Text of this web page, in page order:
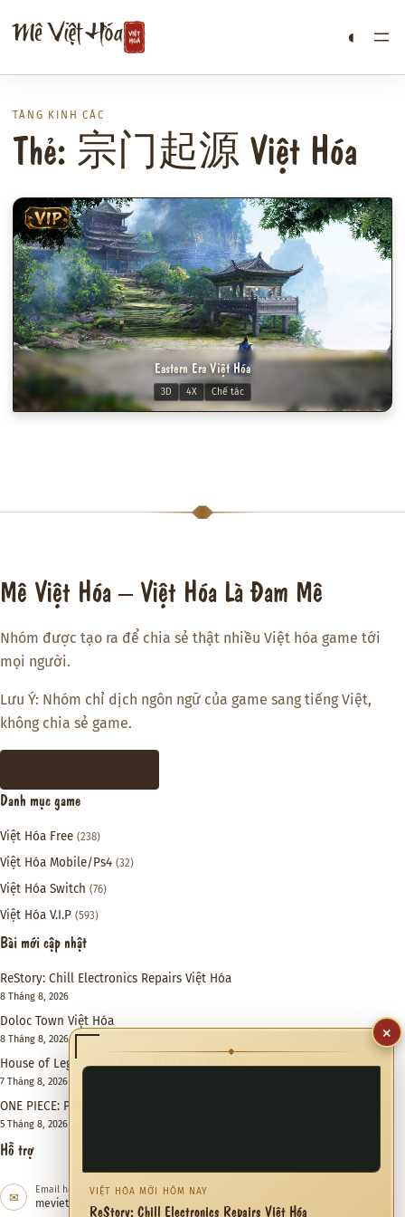
đến
nội
dung
Mê Việt Hóa ◐
TÀNG KINH CÁC
Thẻ: 宗门起源 Việt Hóa
VIP
Eastern Era Việt Hóa
3D 4X Chế tác
Mê Việt Hóa – Việt Hóa Là Đam Mê
Nhóm được tạo ra để chia sẻ thật nhiều Việt hóa game tới
mọi người.
Lưu Ý: Nhóm chỉ dịch ngôn ngữ của game sang tiếng Việt,
không chia sẻ game.
Danh mục game
Việt Hóa Free (238)
Việt Hóa Mobile/Ps4 (32)
Việt Hóa Switch (76)
Việt Hóa V.I.P (593)
Bài mới cập nhật
ReStory: Chill Electronics Repairs Việt Hóa
8 Tháng 8, 2026
Doloc Town Việt Hóa
8 Tháng 8, 2026
House of Legacy Việt Hóa – Hào Môn Thế Gia
7 Tháng 8, 2026
ONE PIECE: PIRATE WARRIORS 4 Việt Hóa
5 Tháng 8, 2026
Hỗ trợ
✉ Email hỗ trợ
meviethoa@gmail.com
×
◆
VIỆT HÓA MỚI HÔM NAY
ReStory: Chill Electronics Repairs Việt Hóa